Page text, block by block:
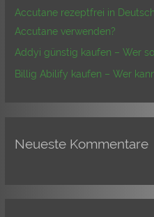
h
:
Accutane rezeptfrei in
Accutane verwenden?
Addyi günstig kaufen – Wer
Billig Abilify kaufen – Wer
Neueste Kommentare